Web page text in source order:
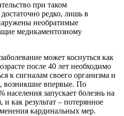
при таком
редко, лишь в
необратимые
медикаментозному
может коснуться как
после 40 лет необходимо
к сигналам своего организма и
возникшие впервые. По
запускает болезнь на
как результат – потерянное
кардинальных мер.